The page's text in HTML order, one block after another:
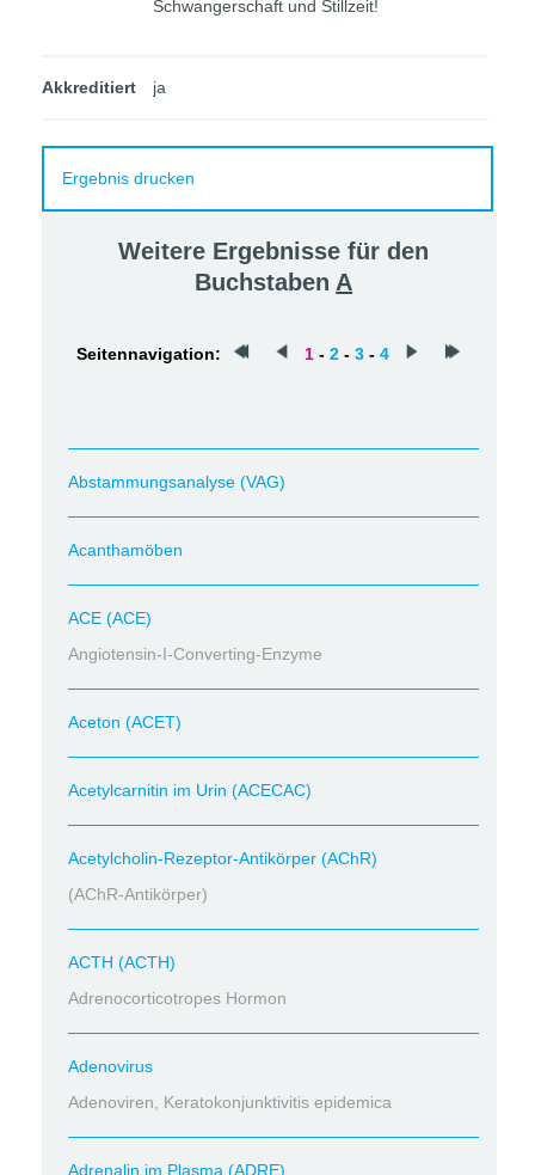
Schwangerschaft und Stillzeit!
Akkreditiert ja
Ergebnis drucken
Weitere Ergebnisse für den
Buchstaben A
Seitennavigation: 1 - 2 - 3 - 4
Abstammungsanalyse (VAG)
Acanthamöben
ACE (ACE)
Angiotensin-I-Converting-Enzyme
Aceton (ACET)
Acetylcarnitin im Urin (ACECAC)
Acetylcholin-Rezeptor-Antikörper (AChR)
(AChR-Antikörper)
ACTH (ACTH)
Adrenocorticotropes Hormon
Adenovirus
Adenoviren, Keratokonjunktivitis epidemica
Adrenalin im Plasma (ADRE)